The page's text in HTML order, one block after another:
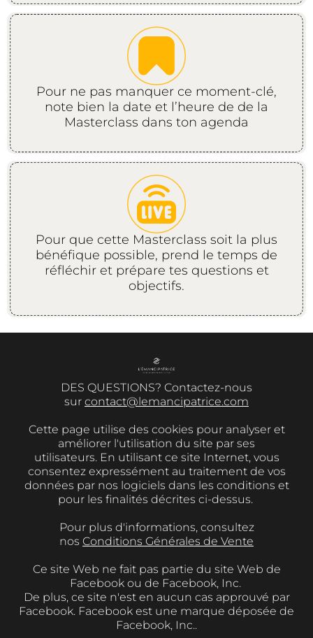
Pour ne pas manquer ce moment-clé,
note bien la date et l’heure de de la
Masterclass dans ton agenda
Pour que cette Masterclass soit la plus
bénéfique possible, prend le temps de
réfléchir et prépare tes questions et
objectifs.
DES QUESTIONS? Contactez-nous
sur contact@lemancipatrice.com
Cette page utilise des cookies pour analyser et
améliorer l'utilisation du site par ses
utilisateurs. En utilisant ce site Internet, vous
consentez expressément au traitement de vos
données par nos logiciels dans les conditions et
pour les finalités décrites ci-dessus.
Pour plus d'informations, consultez
nos Conditions Générales de Vente
Ce site Web ne fait pas partie du site Web de
Facebook ou de Facebook, Inc.
De plus, ce site n'est en aucun cas approuvé par
Facebook. Facebook est une marque déposée de
Facebook, Inc..